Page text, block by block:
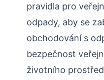
pravidla pro
odpady, aby se
obchodování s
bezpečnost
životního